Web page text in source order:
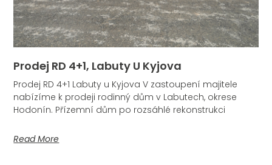
Prodej RD 4+1, Labuty U Kyjova
Prodej RD 4+1 Labuty u Kyjova V zastoupení majitele
nabízíme k prodeji rodinný dům v Labutech, okrese
Hodonín. Přízemní dům po rozsáhlé rekonstrukci
Read More